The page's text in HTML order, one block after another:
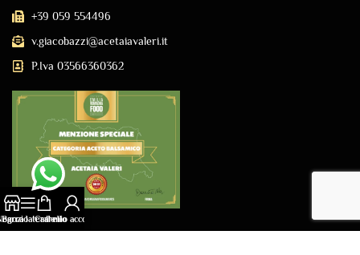
+39 059 554496
v.giacobazzi@acetaiavaleri.it
P.Iva 03566360362
Barra laterale
Carrello
Il mio account